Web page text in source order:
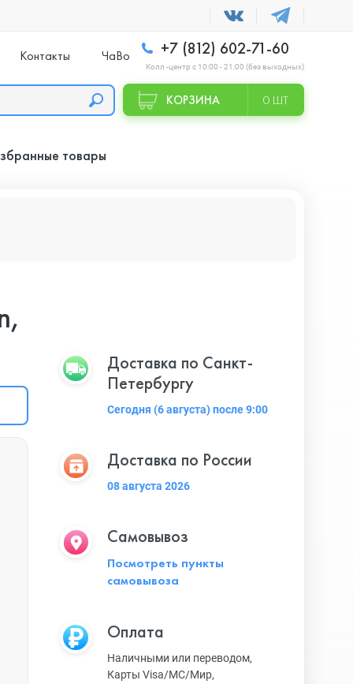
Контакты ЧаВо +7 (812) 602-71-60
Колл -центр с 10:00 - 21:00 (без выходных)
КОРЗИНА 0 ШТ
товары
Доставка по Санкт-
Петербургу
Сегодня (6 августа) после 9:00
Доставка по России
08 августа 2026
Самовывоз
Посмотреть пункты
самовывоза
Оплата
Наличными или переводом,
Карты Visa/MC/Мир,